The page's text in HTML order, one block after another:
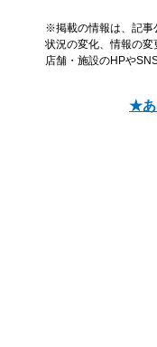
※掲載の情報は、記事
状況の変化、情報の
店舗・施設のHPや
★あ